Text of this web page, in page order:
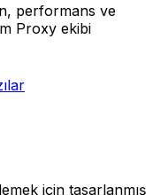
performans ve
Proxy ekibi
için tasarlanmış